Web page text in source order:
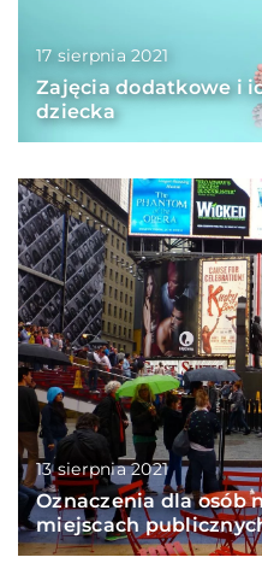
17 sierpnia 2021
Zajęcia dodatkowe i
dziecka
13 sierpnia 2021
Oznaczenia dla osób
miejscach